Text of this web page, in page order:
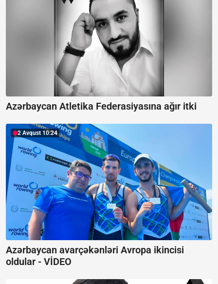
Azərbaycan Atletika Federasiyasına ağır itki
2 Avqust 10:24
Azərbaycan avarçəkənləri Avropa ikincisi
oldular - VİDEO